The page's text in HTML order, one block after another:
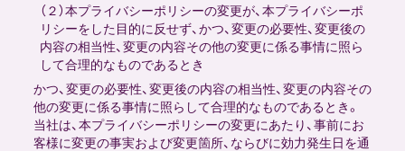
（２）本プライバシーポリシーの変更が、本プライバシーポ
リシーをした目的に反せず、かつ、変更の必要性、変更後の
内容の相当性、変更の内容その他の変更に係る事情に照ら
して合理的なものであるとき
かつ、変更の必要性、変更後の内容の相当性、変更の内容その
他の変更に係る事情に照らして合理的なものであるとき。
当社は、本プライバシーポリシーの変更にあたり、事前にお
客様に変更の事実および変更箇所、ならびに効力発生日を通